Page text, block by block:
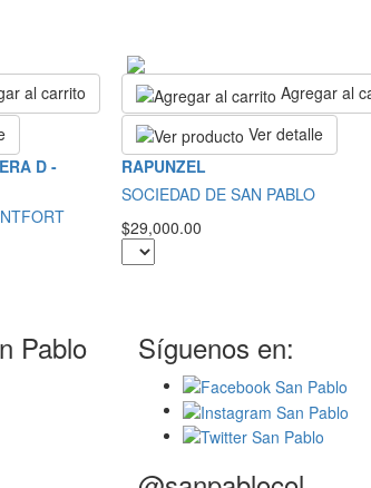
al carrito
D -
Agregar al
Ver detalle
RAPUNZEL
SOCIEDAD DE SAN PABLO
$29,000.00
Pablo Síguenos en: